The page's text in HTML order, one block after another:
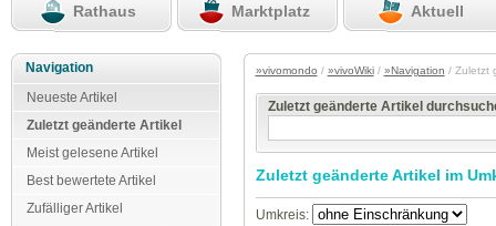
Rathaus Marktplatz Aktuell
Navigation
Neueste Artikel
Zuletzt geänderte Artikel
Meist gelesene Artikel
Best bewertete Artikel
Zufälliger Artikel
»vivomondo / »vivoWiki/ »Navigation / Zuletzt
Zuletzt geänderte Artikel
Zuletzt geänderte Artikel im
Umkreis: